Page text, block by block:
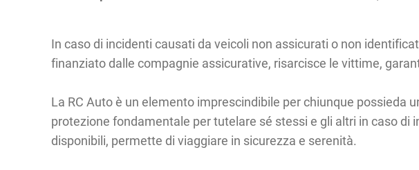
In caso di incidenti causati da veicoli non assicurati o non
finanziato dalle compagnie assicurative, risarcisce le vittime,
La RC Auto è un elemento imprescindibile per chiunque possieda
protezione fondamentale per tutelare sé stessi e gli altri in caso
disponibili, permette di viaggiare in sicurezza e serenità.